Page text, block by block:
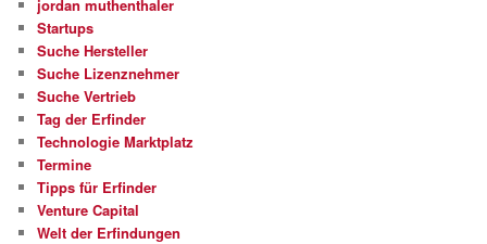
jordan muthenthaler
Startups
Suche Hersteller
Suche Lizenznehmer
Suche Vertrieb
Tag der Erfinder
Technologie Marktplatz
Termine
Tipps für Erfinder
Venture Capital
Welt der Erfindungen